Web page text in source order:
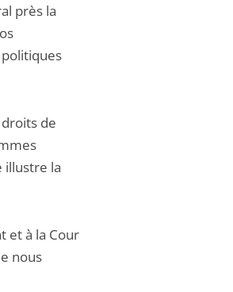
près la
de
illustre la
et à la Cour
nous